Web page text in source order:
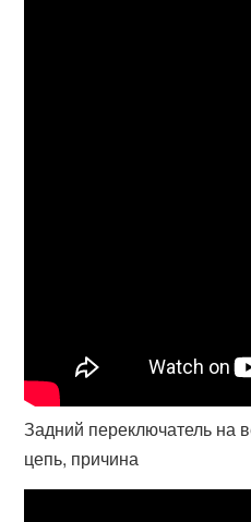
Задний переключатель на
цепь, причина